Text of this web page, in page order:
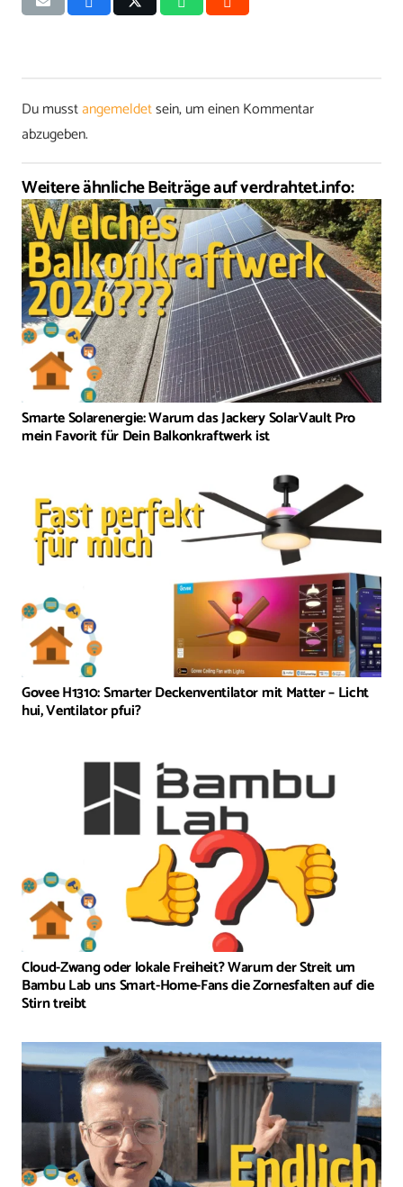
Du musstangemeldetsein, um einen Kommentar
abzugeben.
Weitere ähnliche Beiträge auf verdrahtet.info:
Smarte Solarenergie: Warum das Jackery SolarVault Pro
mein Favorit für Dein Balkonkraftwerk ist
Govee H1310: Smarter Deckenventilator mit Matter – Licht
hui, Ventilator pfui?
Cloud-Zwang oder lokale Freiheit? Warum der Streit um
Bambu Lab uns Smart-Home-Fans die Zornesfalten auf die
Stirn treibt